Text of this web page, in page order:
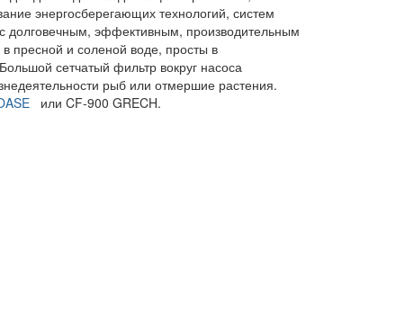
энергосберегающих технологий, систем
долговечным, эффективным, производительным
пресной и соленой воде, просты в
сетчатый фильтр вокруг насоса
рыб или отмершие растения.
или CF-900 GRECH.